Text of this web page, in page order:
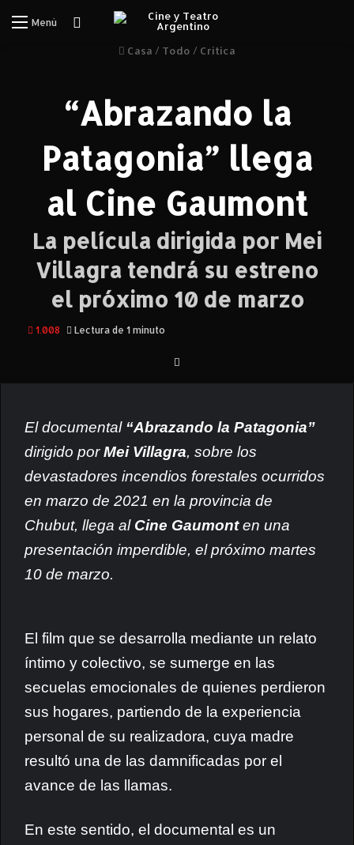
Menú Iniciar Sesión
Casa / Todo / Critica
“Abrazando la
Patagonia” llega
al Cine Gaumont
La película dirigida por Mei
Villagra tendrá su estreno
el próximo 10 de marzo
1.008 Lectura de 1 minuto
El documental “Abrazando la Patagonia”
dirigido porMei Villagra, sobre los
devastadores incendios forestales ocurridos
en marzo de 2021 en la provincia de
Chubut, llega al Cine Gaumonten una
presentación imperdible, el próximo martes
10 de marzo.
El film que se desarrolla mediante un relato
íntimo y colectivo, se sumerge en las
secuelas emocionales de quienes perdieron
sus hogares, partiendo de la experiencia
personal de su realizadora, cuya madre
resultó una de las damnificadas por el
avance de las llamas.
En este sentido, el documental es un